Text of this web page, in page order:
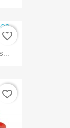
favorite_border
favorite_border